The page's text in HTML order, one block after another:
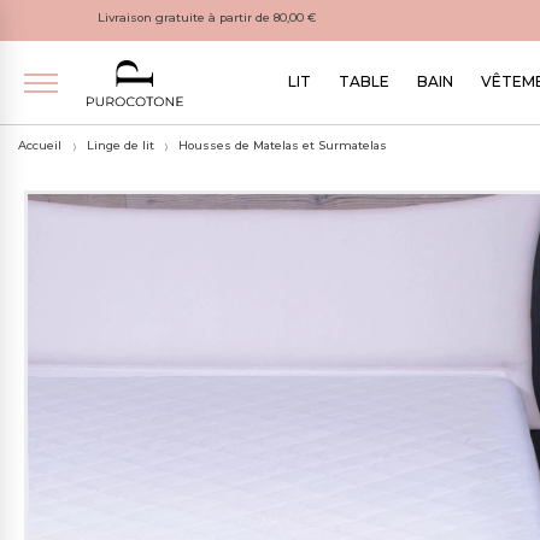
Livraison gratuite à partir de 80,00 €
LIT TABLE BAIN
Accueil Linge de lit Housses de Matelas et Surmatelas